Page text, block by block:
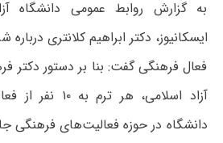
به گزارش روابط عمومی دانشگاه
ایسکانیوز، دکتر ابراهیم کلانتری
فعال فرهنگی گفت: بنا بر دستور دکتر
آزاد اسلامی،
دانشگاه در حوزه فعالیت‌های فرهنگی